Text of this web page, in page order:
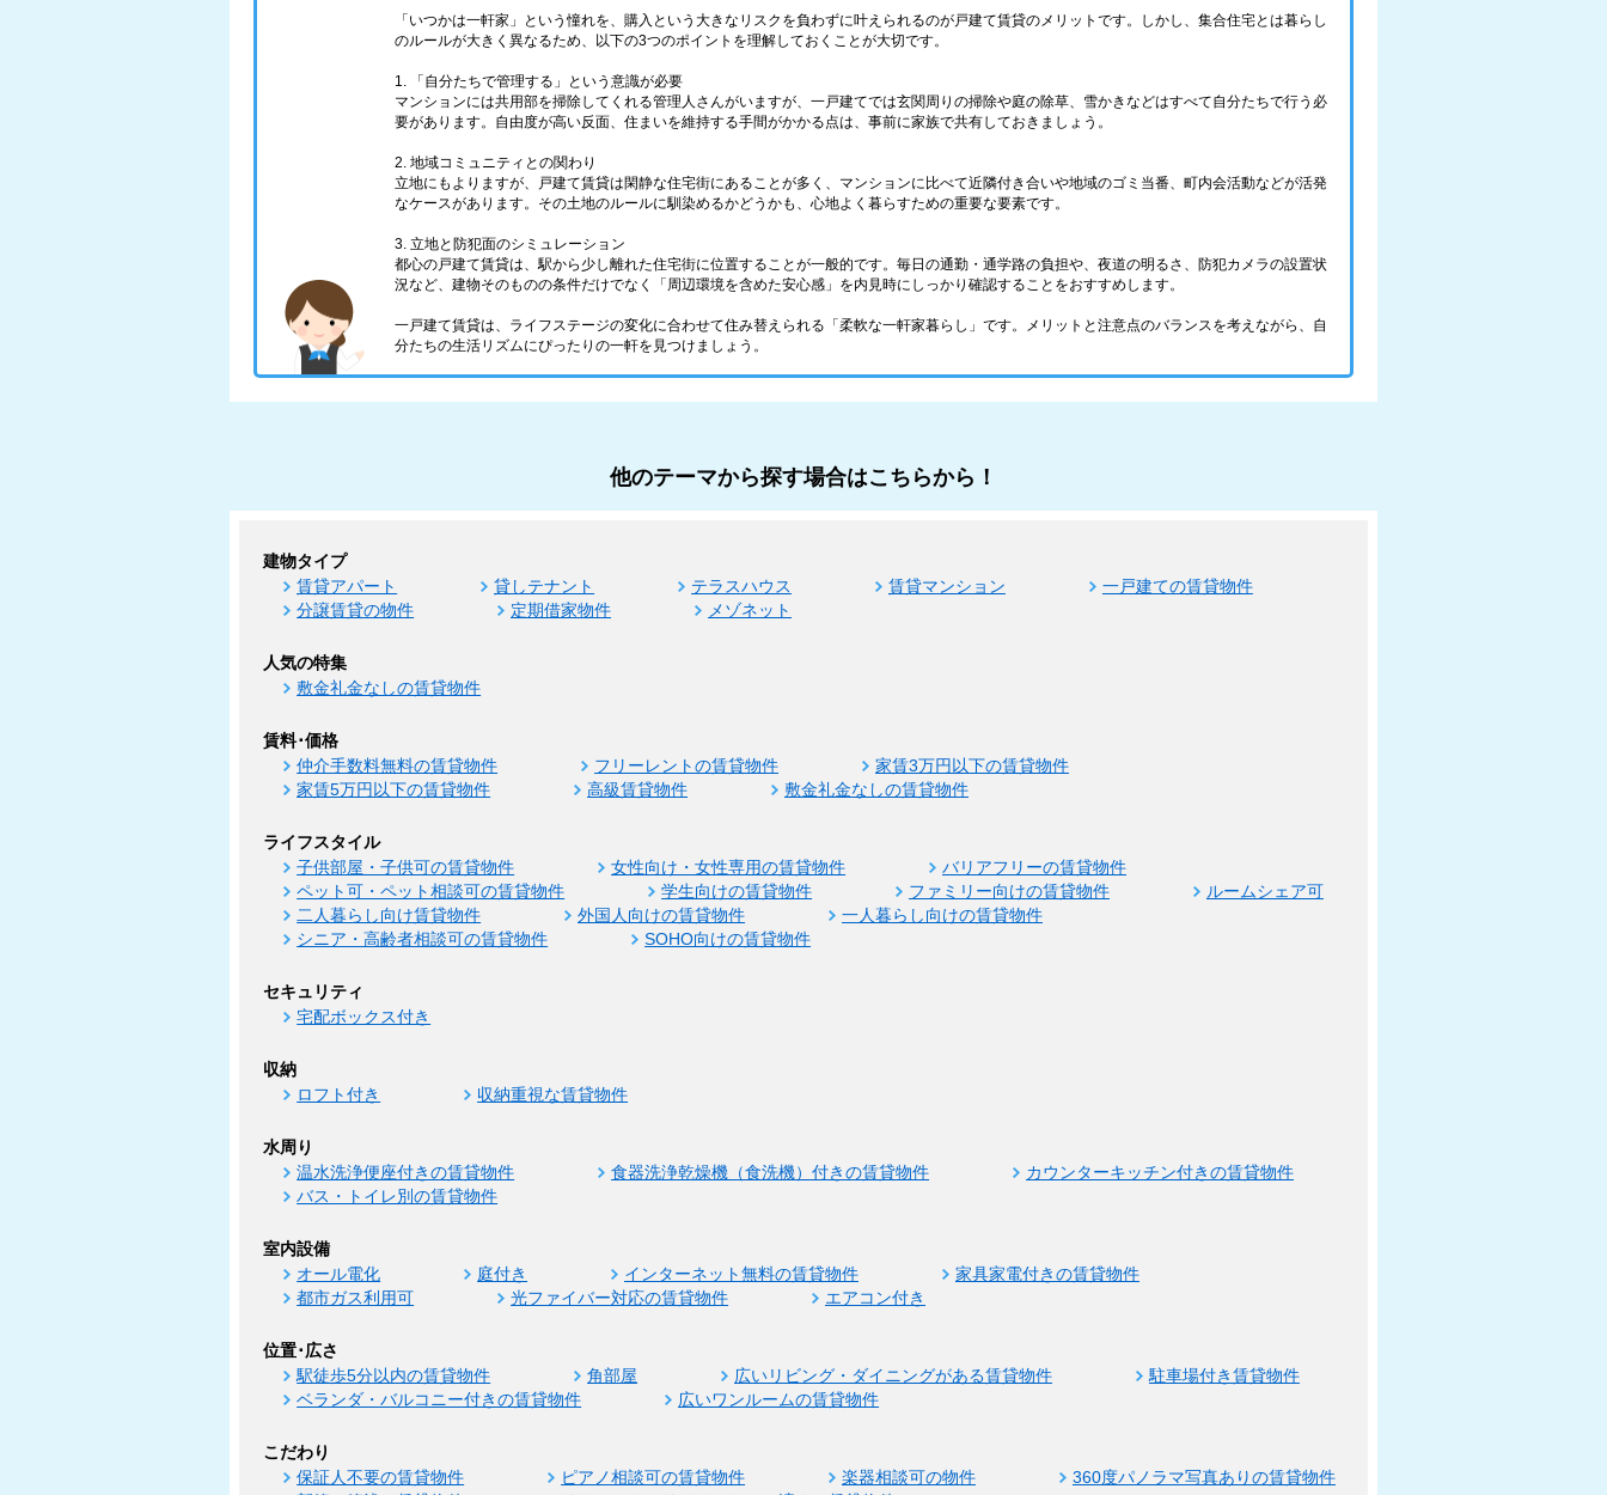
「いつかは一軒家」という憧れを、購入という大きなリスクを負わずに叶えられるのが戸建て賃貸のメリットです。しかし、集合住宅とは暮らし
のルールが大きく異なるため、以下の3つのポイントを理解しておくことが大切です。
1. 「自分たちで管理する」という意識が必要
マンションには共用部を掃除してくれる管理人さんがいますが、一戸建てでは玄関周りの掃除や庭の除草、雪かきなどはすべて自分たちで行う必
要があります。自由度が高い反面、住まいを維持する手間がかかる点は、事前に家族で共有しておきましょう。
2. 地域コミュニティとの関わり
立地にもよりますが、戸建て賃貸は閑静な住宅街にあることが多く、マンションに比べて近隣付き合いや地域のゴミ当番、町内会活動などが活発
なケースがあります。その土地のルールに馴染めるかどうかも、心地よく暮らすための重要な要素です。
3. 立地と防犯面のシミュレーション
都心の戸建て賃貸は、駅から少し離れた住宅街に位置することが一般的です。毎日の通勤・通学路の負担や、夜道の明るさ、防犯カメラの設置状
況など、建物そのものの条件だけでなく「周辺環境を含めた安心感」を内見時にしっかり確認することをおすすめします。
一戸建て賃貸は、ライフステージの変化に合わせて住み替えられる「柔軟な一軒家暮らし」です。メリットと注意点のバランスを考えながら、自
分たちの生活リズムにぴったりの一軒を見つけましょう。
他のテーマから探す場合はこちらから！
建物タイプ
賃貸アパート 貸しテナント テラスハウス 賃貸マンション
一戸建ての賃貸物件
分譲賃貸の物件
定期借家物件 メゾネット
人気の特集
敷金礼金なしの賃貸物件
賃料･価格
仲介手数料無料の賃貸物件 フリーレントの賃貸物件
家賃3万円以下の賃貸物件
家賃5万円以下の賃貸物件
高級賃貸物件 敷金礼金なしの賃貸物件
ライフスタイル
子供部屋・子供可の賃貸物件 女性向け・女性専用の賃貸物件
バリアフリーの賃貸物件
ペット可・ペット相談可の賃貸物件
学生向けの賃貸物件 ファミリー向けの賃貸物件
ルームシェア可
二人暮らし向け賃貸物件
外国人向けの賃貸物件
一人暮らし向けの賃貸物件
シニア・高齢者相談可の賃貸物件
SOHO向けの賃貸物件
セキュリティ
宅配ボックス付き
収納
ロフト付き 収納重視な賃貸物件
水周り
温水洗浄便座付きの賃貸物件 食器洗浄乾燥機（食洗機）付きの賃貸物件
カウンターキッチン付きの賃貸物件
バス・トイレ別の賃貸物件
室内設備
オール電化 庭付き インターネット無料の賃貸物件
家具家電付きの賃貸物件
都市ガス利用可
光ファイバー対応の賃貸物件 エアコン付き
位置･広さ
駅徒歩5分以内の賃貸物件 角部屋 広いリビング・ダイニングがある賃貸物件
駐車場付き賃貸物件
ベランダ・バルコニー付きの賃貸物件
広いワンルームの賃貸物件
こだわり
保証人不要の賃貸物件 ピアノ相談可の賃貸物件 楽器相談可の物件
360度パノラマ写真ありの賃貸物件